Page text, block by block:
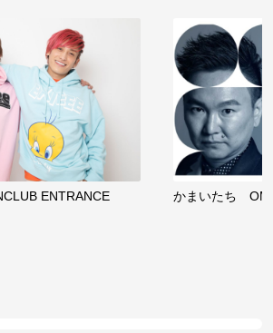
ENTRANCE かまいたち